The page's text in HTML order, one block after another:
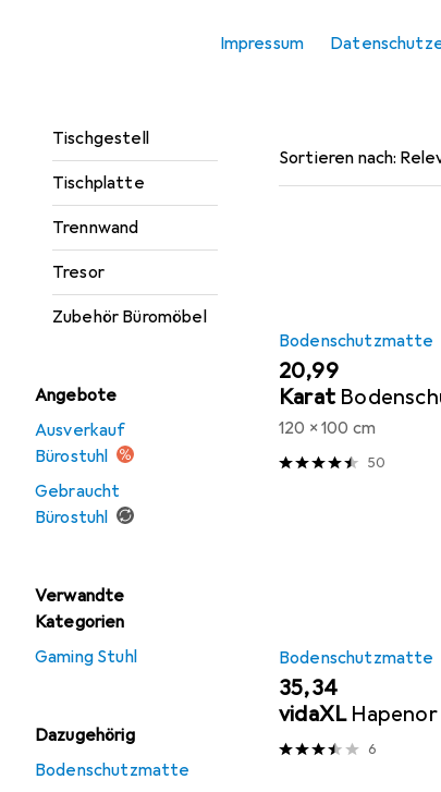
Impressum
Tischgestell
Tischplatte
Trennwand
Tresor
Zubehör Büromöbel
Angebote
Ausverkauf
Bürostuhl
Gebraucht
Bürostuhl
Verwandte
Kategorien
Gaming Stuhl
Dazugehörig
Bodenschutzmatte
Sortieren nach:
Bodenschutzmatte
EUR
20,99
Karat
120 x 100 cm
50
Bodenschutzmatte
EUR
35,34
vidaXL Hapenor
6